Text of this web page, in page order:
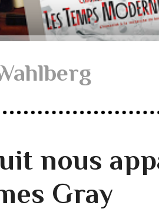
nous
Gray